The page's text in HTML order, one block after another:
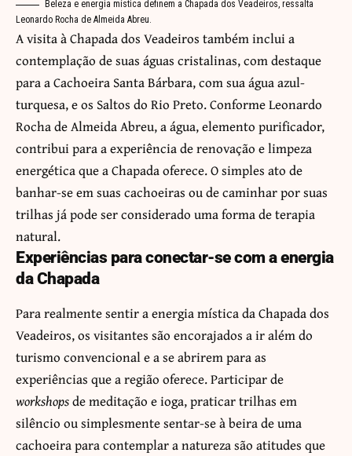
Beleza e energia mística definem a Chapada dos Veadeiros, ressalta
Leonardo Rocha de Almeida Abreu.
A visita à Chapada dos Veadeiros também inclui a
contemplação de suas águas cristalinas, com destaque
para a Cachoeira Santa Bárbara, com sua água azul-
turquesa, e os Saltos do Rio Preto. Conforme Leonardo
Rocha de Almeida Abreu, a água, elemento purificador,
contribui para a experiência de renovação e limpeza
energética que a Chapada oferece. O simples ato de
banhar-se em suas cachoeiras ou de caminhar por suas
trilhas já pode ser considerado uma forma de terapia
natural.
Experiências para conectar-se com a energia
da Chapada
Para realmente sentir a energia mística da Chapada dos
Veadeiros, os visitantes são encorajados a ir além do
turismo convencional e a se abrirem para as
experiências que a região oferece. Participar de
workshopsde meditação e ioga, praticar trilhas em
silêncio ou simplesmente sentar-se à beira de uma
cachoeira para contemplar a natureza são atitudes que